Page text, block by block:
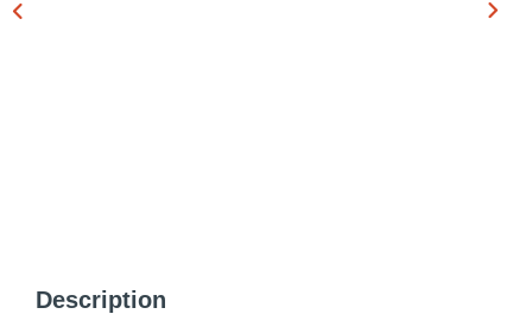
Description